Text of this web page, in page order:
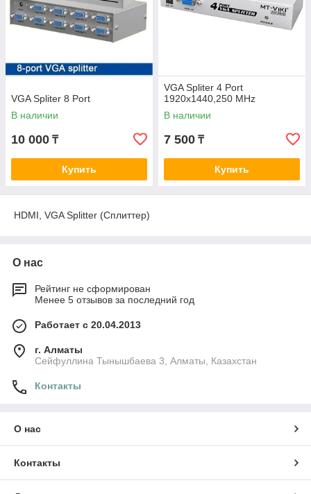
VGA Spliter 8 Port
В наличии
10 000 ₸
Купить
VGA Spliter 4 Port
1920x1440,250 MHz
В наличии
7 500 ₸
Купить
HDMI, VGA Splitter (Сплиттер)
О нас
Рейтинг не сформирован
Менее 5 отзывов за последний год
Работает с 20.04.2013
г. Алматы
Сейфуллина Тынышбаева 3, Алматы, Казахстан
Контакты
О нас
Контакты